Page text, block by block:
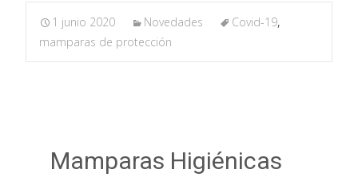
1 junio 2020 Novedades Covid-19,
mamparas de protección
Mamparas Higiénicas